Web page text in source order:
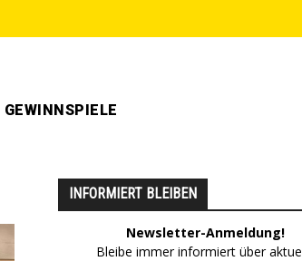
GEWINNSPIELE
INFORMIERT BLEIBEN
Newsletter-Anmeldung!
Bleibe immer informiert über